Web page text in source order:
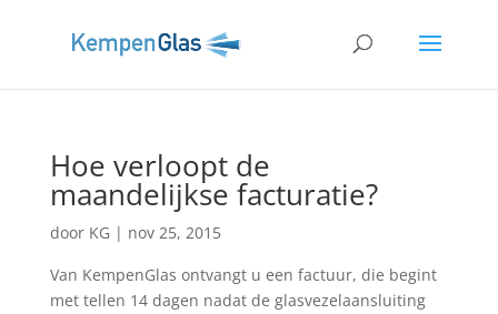
Hoe verloopt de
maandelijkse facturatie?
door KG | nov 25, 2015
Van KempenGlas ontvangt u een factuur, die begint
met tellen 14 dagen nadat de glasvezelaansluiting